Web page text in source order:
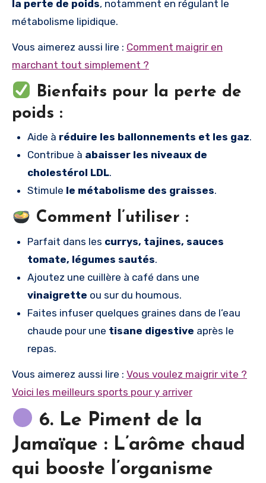
la perte de poids, notamment en régulant le
métabolisme lipidique.
Vous aimerez aussi lire : Comment maigrir en
marchant tout simplement ?
Bienfaits pour la perte de
poids :
Aide à réduire les ballonnements et les gaz.
Contribue à abaisser les niveaux de
cholestérol LDL.
Stimule le métabolisme des graisses.
Comment l’utiliser :
Parfait dans les currys, tajines, sauces
tomate, légumes sautés.
Ajoutez une cuillère à café dans une
vinaigrette ou sur du houmous.
Faites infuser quelques graines dans de l’eau
chaude pour une tisane digestive après le
repas.
Vous aimerez aussi lire : Vous voulez maigrir vite ?
Voici les meilleurs sports pour y arriver
6. Le Piment de la
Jamaïque : L’arôme chaud
qui booste l’organisme